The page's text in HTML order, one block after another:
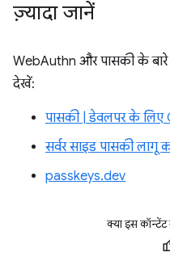
ज़्यादा जानें
WebAuthn और पासकी के बारे
देखें:
पासकी | डेवलपर के लिए
सर्वर साइड पासकी लागू
passkeys.dev
क्या इस